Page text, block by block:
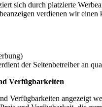
sich durch platzierte
verdienen wir einen
der Seitenbetreiber an
Verfügbarkeiten
Verfügbarkeiten angezeigt